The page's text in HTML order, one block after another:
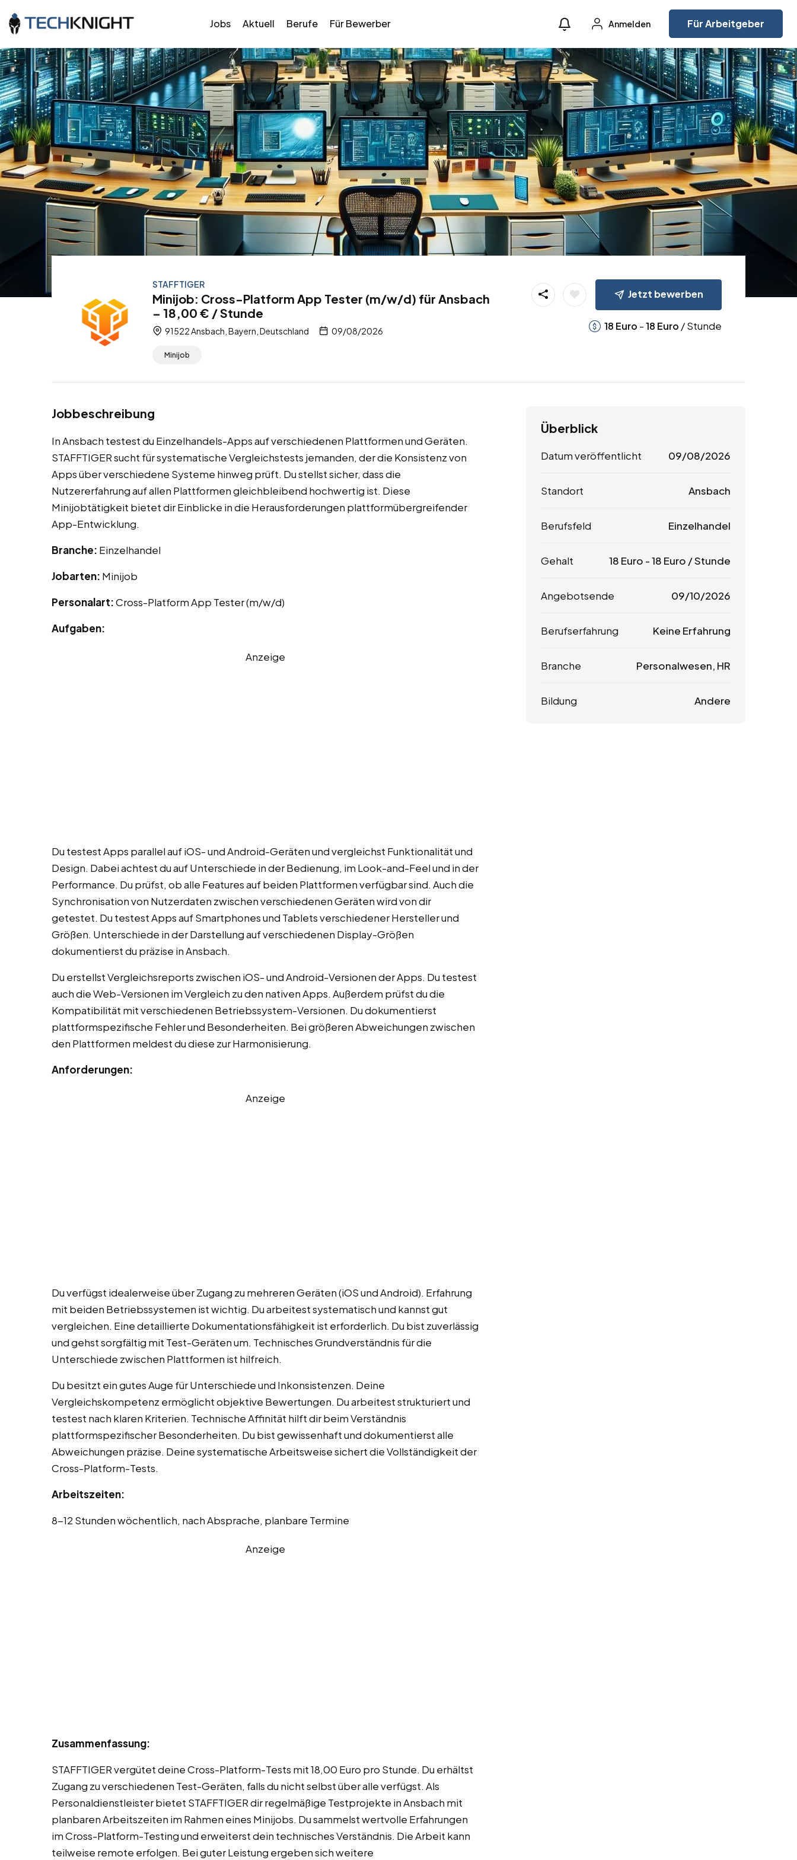
Jobs Aktuell Berufe Für Bewerber Anmelden Für Arbeitgeber
STAFFTIGER
Minijob: Cross-Platform App Tester (m/w/d) für Ansbach
– 18,00 € / Stunde
91522 Ansbach, Bayern, Deutschland 09/08/2026
Minijob
Jetzt bewerben
18 Euro -18 Euro / Stunde
Jobbeschreibung
In Ansbach testest du Einzelhandels-Apps auf verschiedenen Plattformen und Geräten.
STAFFTIGER sucht für systematische Vergleichstests jemanden, der die Konsistenz von
Apps über verschiedene Systeme hinweg prüft. Du stellst sicher, dass die
Nutzererfahrung auf allen Plattformen gleichbleibend hochwertig ist. Diese
Minijobtätigkeit bietet dir Einblicke in die Herausforderungen plattformübergreifender
App-Entwicklung.
Branche: Einzelhandel
Jobarten: Minijob
Personalart:Cross-Platform App Tester (m/w/d)
Aufgaben:
Anzeige
Du testest Apps parallel auf iOS- und Android-Geräten und vergleichst Funktionalität und
Design. Dabei achtest du auf Unterschiede in der Bedienung, im Look-and-Feel und in der
Performance. Du prüfst, ob alle Features auf beiden Plattformen verfügbar sind. Auch die
Synchronisation von Nutzerdaten zwischen verschiedenen Geräten wird von dir
getestet. Du testest Apps auf Smartphones und Tablets verschiedener Hersteller und
Größen. Unterschiede in der Darstellung auf verschiedenen Display-Größen
dokumentierst du präzise in Ansbach.
Du erstellst Vergleichsreports zwischen iOS- und Android-Versionen der Apps. Du testest
auch die Web-Versionen im Vergleich zu den nativen Apps. Außerdem prüfst du die
Kompatibilität mit verschiedenen Betriebssystem-Versionen. Du dokumentierst
plattformspezifische Fehler und Besonderheiten. Bei größeren Abweichungen zwischen
den Plattformen meldest du diese zur Harmonisierung.
Anforderungen:
Anzeige
Du verfügst idealerweise über Zugang zu mehreren Geräten (iOS und Android). Erfahrung
mit beiden Betriebssystemen ist wichtig. Du arbeitest systematisch und kannst gut
vergleichen. Eine detaillierte Dokumentationsfähigkeit ist erforderlich. Du bist zuverlässig
und gehst sorgfältig mit Test-Geräten um. Technisches Grundverständnis für die
Unterschiede zwischen Plattformen ist hilfreich.
Du besitzt ein gutes Auge für Unterschiede und Inkonsistenzen. Deine
Vergleichskompetenz ermöglicht objektive Bewertungen. Du arbeitest strukturiert und
testest nach klaren Kriterien. Technische Affinität hilft dir beim Verständnis
plattformspezifischer Besonderheiten. Du bist gewissenhaft und dokumentierst alle
Abweichungen präzise. Deine systematische Arbeitsweise sichert die Vollständigkeit der
Cross-Platform-Tests.
Arbeitszeiten:
8-12 Stunden wöchentlich, nach Absprache, planbare Termine
Anzeige
Zusammenfassung:
STAFFTIGER vergütet deine Cross-Platform-Tests mit 18,00 Euro pro Stunde. Du erhältst
Zugang zu verschiedenen Test-Geräten, falls du nicht selbst über alle verfügst. Als
Personaldienstleister bietet STAFFTIGER dir regelmäßige Testprojekte in Ansbach mit
planbaren Arbeitszeiten im Rahmen eines Minijobs. Du sammelst wertvolle Erfahrungen
im Cross-Platform-Testing und erweiterst dein technisches Verständnis. Die Arbeit kann
teilweise remote erfolgen. Bei guter Leistung ergeben sich weitere
Überblick
Datum veröffentlicht 09/08/2026
Standort Ansbach
Berufsfeld Einzelhandel
Gehalt 18 Euro -18 Euro / Stunde
Angebotsende 09/10/2026
Berufserfahrung Keine Erfahrung
Branche Personalwesen, HR
Bildung Andere